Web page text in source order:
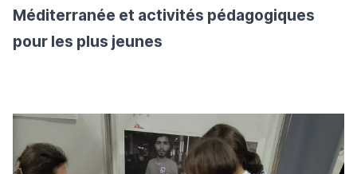
Méditerranée et activités pédagogiques
pour les plus jeunes